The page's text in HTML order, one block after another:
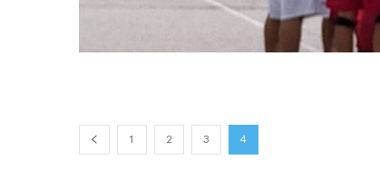
1 2 3 4